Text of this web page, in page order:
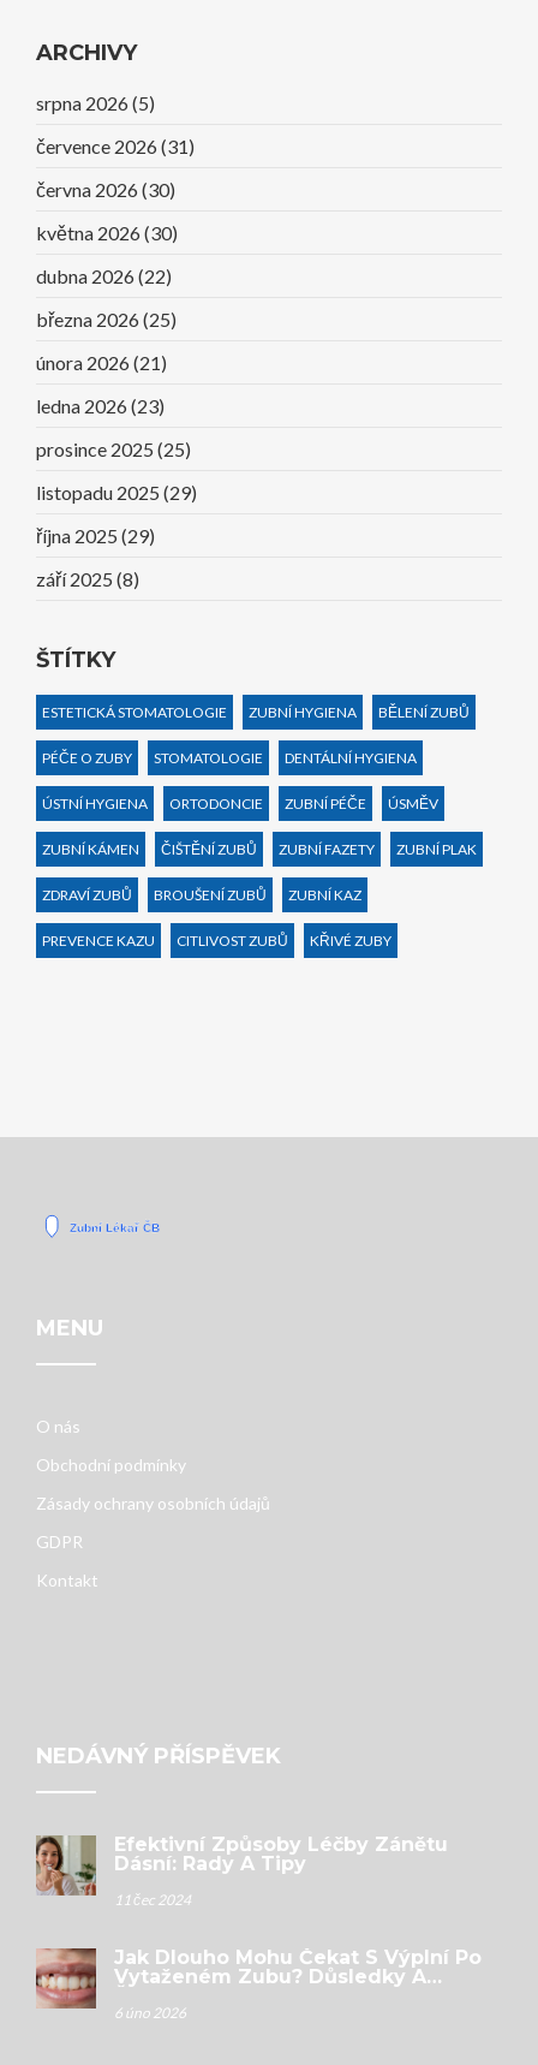
ARCHIVY
srpna 2026 (5)
července 2026 (31)
června 2026 (30)
května 2026 (30)
dubna 2026 (22)
března 2026 (25)
února 2026 (21)
ledna 2026 (23)
prosince 2025 (25)
listopadu 2025 (29)
října 2025 (29)
září 2025 (8)
ŠTÍTKY
ESTETICKÁ STOMATOLOGIE ZUBNÍ HYGIENA BĚLENÍ ZUBŮ
PÉČE O ZUBY STOMATOLOGIE DENTÁLNÍ HYGIENA
ÚSTNÍ HYGIENA ORTODONCIE ZUBNÍ PÉČE ÚSMĚV
ZUBNÍ KÁMEN ČIŠTĚNÍ ZUBŮ ZUBNÍ FAZETY ZUBNÍ PLAK
ZDRAVÍ ZUBŮ BROUŠENÍ ZUBŮ ZUBNÍ KAZ
PREVENCE KAZU CITLIVOST ZUBŮ KŘIVÉ ZUBY
MENU
O nás
Obchodní podmínky
Zásady ochrany osobních údajů
GDPR
Kontakt
NEDÁVNÝ PŘÍSPĚVEK
Efektivní Způsoby Léčby Zánětu
Dásní: Rady A Tipy
11 čec 2024
Jak Dlouho Mohu Čekat S Výplní Po
Vytaženém Zubu? Důsledky A
6 úno 2026